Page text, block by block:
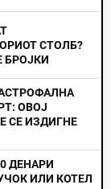
СТОЛБ?
БРОЈКИ
ОВОЈ
СЕ ИЗДИГНЕ
ДЕНАРИ
ИЛИ КОТЕЛ